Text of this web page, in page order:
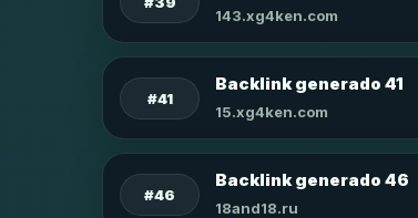
143.xg4ken.com
#41
Backlink generado 41
15.xg4ken.com
#46
Backlink generado 46
18and18.ru